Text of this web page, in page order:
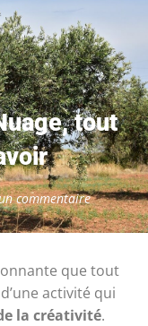
tout
commentaire
que tout
activité qui
la créativité.